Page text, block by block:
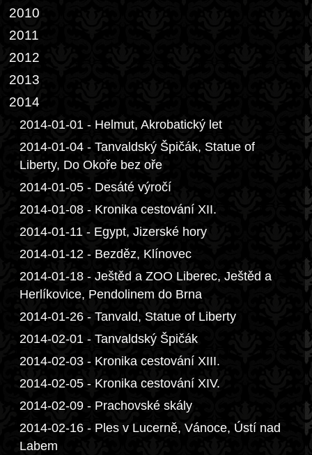
2010
2011
2012
2013
2014
2014-01-01 - Helmut, Akrobatický let
2014-01-04 - Tanvaldský Špičák, Statue of
Liberty, Do Okoře bez oře
2014-01-05 - Desáté výročí
2014-01-08 - Kronika cestování XII.
2014-01-11 - Egypt, Jizerské hory
2014-01-12 - Bezděz, Klínovec
2014-01-18 - Ještěd a ZOO Liberec, Ještěd a
Herlíkovice, Pendolinem do Brna
2014-01-26 - Tanvald, Statue of Liberty
2014-02-01 - Tanvaldský Špičák
2014-02-03 - Kronika cestování XIII.
2014-02-05 - Kronika cestování XIV.
2014-02-09 - Prachovské skály
2014-02-16 - Ples v Lucerně, Vánoce, Ústí nad
Labem